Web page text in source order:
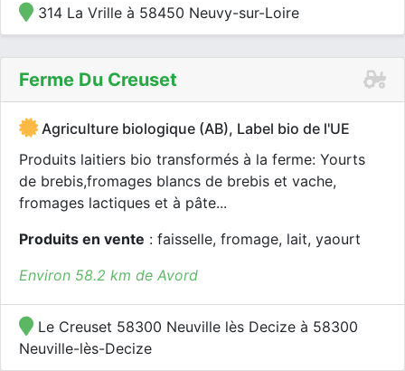
314 La Vrille à 58450 Neuvy-sur-Loire
Ferme Du Creuset
Agriculture biologique (AB), Label bio de l'UE
Produits laitiers bio transformés à la ferme: Yourts
de brebis,fromages blancs de brebis et vache,
fromages lactiques et à pâte...
Produits en vente : faisselle, fromage, lait, yaourt
Environ 58.2 km de Avord
Le Creuset 58300 Neuville lès Decize à 58300
Neuville-lès-Decize